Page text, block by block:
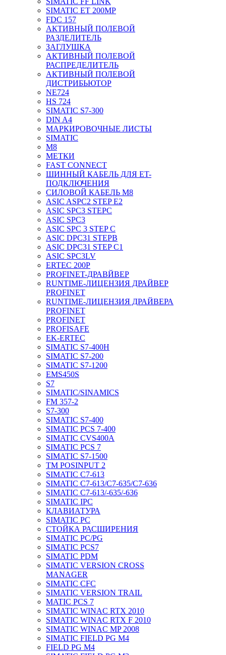
SIMATIC ET 200MP
FDC 157
АКТИВНЫЙ ПОЛЕВОЙ
РАЗДЕЛИТЕЛЬ
ЗАГЛУШКА
АКТИВНЫЙ ПОЛЕВОЙ
РАСПРЕДЕЛИТЕЛЬ
АКТИВНЫЙ ПОЛЕВОЙ
ДИСТРИБЬЮТОР
NE724
HS 724
SIMATIC S7-300
DIN A4
МАРКИРОВОЧНЫЕ ЛИСТЫ
SIMATIC
M8
МЕТКИ
FAST CONNECT
ШИННЫЙ КАБЕЛЬ ДЛЯ ET-
ПОДКЛЮЧЕНИЯ
СИЛОВОЙ КАБЕЛЬ M8
ASIC ASPC2 STEP E2
ASIC SPC3 STEPC
ASIC SPC3
ASIC SPC 3 STEP C
ASIC DPC31 STEPB
ASIC DPC31 STEP C1
ASIC SPC3LV
ERTEC 200P
PROFINET-ДРАВЙВЕР
RUNTIME-ЛИЦЕНЗИЯ ДРАЙВЕР
PROFINET
RUNTIME-ЛИЦЕНЗИЯ ДРАЙВЕРА
PROFINET
PROFINET
PROFISAFE
EK-ERTEC
SIMATIC S7-400H
SIMATIC S7-200
SIMATIC S7-1200
EMS450S
S7
SIMATIC/SINAMICS
FM 357-2
S7-300
SIMATIC S7-400
SIMATIC PCS 7-400
SIMATIC CVS400A
SIMATIC PCS 7
SIMATIC S7-1500
TM POSINPUT 2
SIMATIC C7-613
SIMATIC C7-613/C7-635/C7-636
SIMATIC C7-613/-635/-636
SIMATIC IPC
КЛАВИАТУРА
SIMATIC PC
СТОЙКА РАСШИРЕНИЯ
SIMATIC PC/PG
SIMATIC PCS7
SIMATIC PDM
SIMATIC VERSION CROSS
MANAGER
SIMATIC CFC
SIMATIC VERSION TRAIL
MATIC PCS 7
SIMATIC WINAC RTX 2010
SIMATIC WINAC RTX F 2010
SIMATIC WINAC MP 2008
SIMATIC FIELD PG M4
FIELD PG M4